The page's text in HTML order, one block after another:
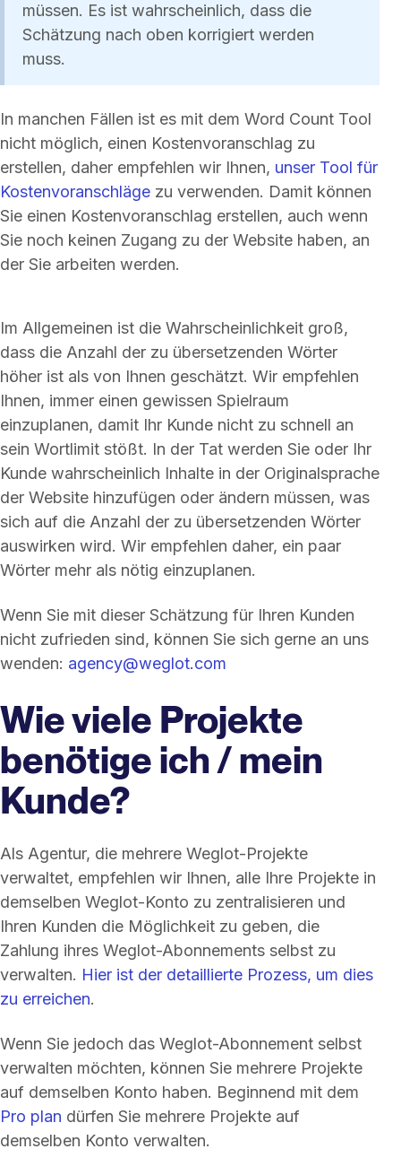
müssen. Es ist wahrscheinlich, dass die
Schätzung nach oben korrigiert werden
muss.
In manchen Fällen ist es mit dem Word Count Tool
nicht möglich, einen Kostenvoranschlag zu
erstellen, daher empfehlen wir Ihnen, unser Tool für
Kostenvoranschläge zu verwenden. Damit können
Sie einen Kostenvoranschlag erstellen, auch wenn
Sie noch keinen Zugang zu der Website haben, an
der Sie arbeiten werden.
Im Allgemeinen ist die Wahrscheinlichkeit groß,
dass die Anzahl der zu übersetzenden Wörter
höher ist als von Ihnen geschätzt. Wir empfehlen
Ihnen, immer einen gewissen Spielraum
einzuplanen, damit Ihr Kunde nicht zu schnell an
sein Wortlimit stößt. In der Tat werden Sie oder Ihr
Kunde wahrscheinlich Inhalte in der Originalsprache
der Website hinzufügen oder ändern müssen, was
sich auf die Anzahl der zu übersetzenden Wörter
auswirken wird. Wir empfehlen daher, ein paar
Wörter mehr als nötig einzuplanen.
Wenn Sie mit dieser Schätzung für Ihren Kunden
nicht zufrieden sind, können Sie sich gerne an uns
wenden: agency@weglot.com
Wie viele Projekte
benötige ich / mein
Kunde?
Als Agentur, die mehrere Weglot-Projekte
verwaltet, empfehlen wir Ihnen, alle Ihre Projekte in
demselben Weglot-Konto zu zentralisieren und
Ihren Kunden die Möglichkeit zu geben, die
Zahlung ihres Weglot-Abonnements selbst zu
verwalten. Hier ist der detaillierte Prozess, um dies
zu erreichen.
Wenn Sie jedoch das Weglot-Abonnement selbst
verwalten möchten, können Sie mehrere Projekte
auf demselben Konto haben. Beginnend mit dem
Pro plan dürfen Sie mehrere Projekte auf
demselben Konto verwalten.